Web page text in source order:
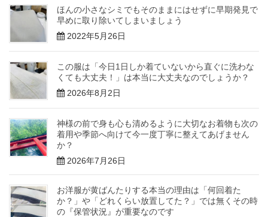
ほんの小さなシミでもそのままにはせずに早期発見で
早めに取り除いてしまいましょう
2022年5月26日
この服は「今日1日しか着ていないから直ぐに洗わな
くても大丈夫！」は本当に大丈夫なのでしょうか？
2026年8月2日
神様の前で身も心も清めるように大切なお着物も次の
着用や季節へ向けて今一度丁寧に整えてあげません
か？
2026年7月26日
お洋服が黄ばんたりする本当の理由は「何回着た
か？」や「どれくらい放置してた？」では無くその時
の『保管状況』が重要なのです